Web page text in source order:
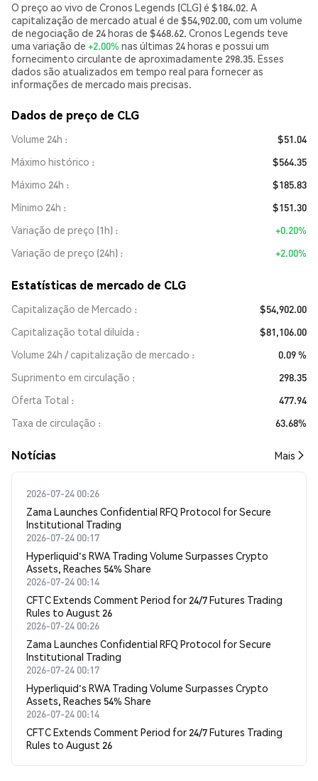
O preço ao vivo de Cronos Legends (CLG) é $184.02. A
capitalização de mercado atual é de $54,902.00, com um volume
de negociação de 24 horas de $468.62. Cronos Legends teve
uma variação de +2.00% nas últimas 24 horas e possui um
fornecimento circulante de aproximadamente 298.35. Esses
dados são atualizados em tempo real para fornecer as
informações de mercado mais precisas.
Dados de preço de CLG
Volume 24h
$51.04
Máximo histórico
$564.35
Máximo 24h
$185.83
Mínimo 24h
$151.30
Variação de preço (1h)
+0.20%
Variação de preço (24h)
+2.00%
Estatísticas de mercado de CLG
Capitalização de Mercado
$54,902.00
Capitalização total diluída
$81,106.00
Volume 24h / capitalização de mercado
0.09 %
Suprimento em circulação
298.35
Oferta Total
477.94
Taxa de circulação
63.68%
​​Notícias​​ Mais
2026-07-24 00:26
Zama Launches Confidential RFQ Protocol for Secure
Institutional Trading
2026-07-24 00:17
Hyperliquid's RWA Trading Volume Surpasses Crypto
Assets, Reaches 54% Share
2026-07-24 00:14
CFTC Extends Comment Period for 24/7 Futures Trading
Rules to August 26
2026-07-24 00:26
Zama Launches Confidential RFQ Protocol for Secure
Institutional Trading
2026-07-24 00:17
Hyperliquid's RWA Trading Volume Surpasses Crypto
Assets, Reaches 54% Share
2026-07-24 00:14
CFTC Extends Comment Period for 24/7 Futures Trading
Rules to August 26